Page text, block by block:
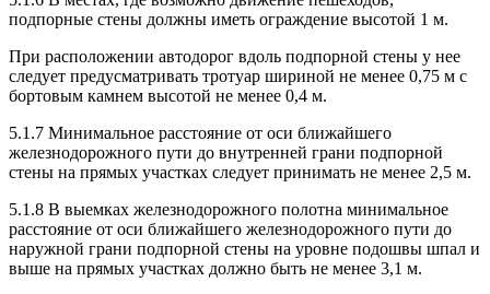
подпорные стены должны иметь ограждение высотой 1 м.
При расположении автодорог вдоль подпорной стены у нее
следует предусматривать тротуар шириной не менее 0,75 м с
бортовым камнем высотой не менее 0,4 м.
5.1.7 Минимальное расстояние от оси ближайшего
железнодорожного пути до внутренней грани подпорной
стены на прямых участках следует принимать не менее 2,5 м.
5.1.8 В выемках железнодорожного полотна минимальное
расстояние от оси ближайшего железнодорожного пути до
наружной грани подпорной стены на уровне подошвы шпал и
выше на прямых участках должно быть не менее 3,1 м.